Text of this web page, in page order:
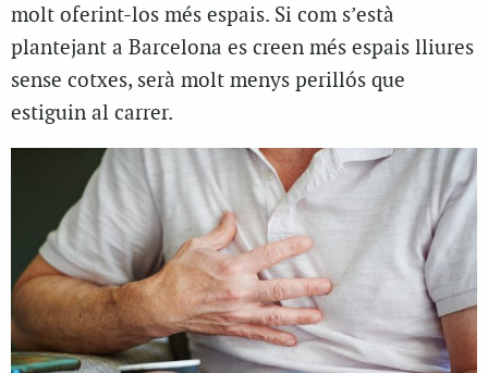
molt oferint-los més espais. Si com s’està
plantejant a Barcelona es creen més espais lliures
sense cotxes, serà molt menys perillós que
estiguin al carrer.